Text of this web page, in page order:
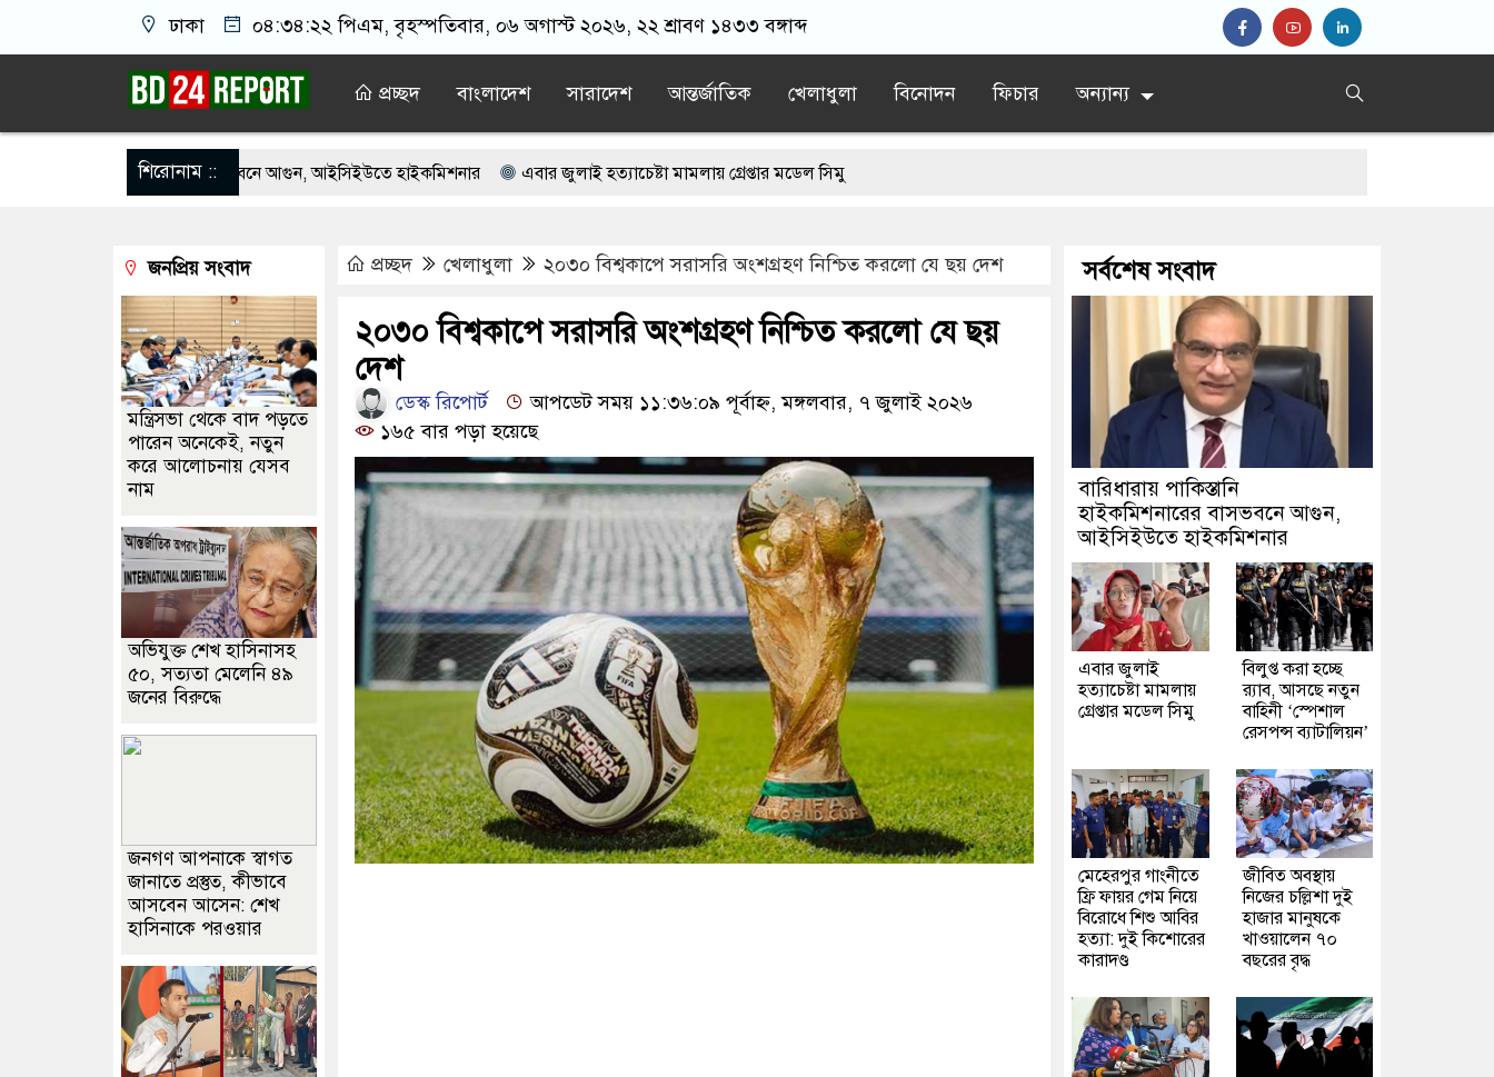
ঢাকা ০৪:৩৪:২৩ পিএম, বৃহস্পতিবার, ০৬ অগাস্ট ২০২৬, ২২ শ্রাবণ ১৪৩৩ বঙ্গাব্দ
প্রচ্ছদ বাংলাদেশ সারাদেশ আন্তর্জাতিক খেলাধুলা বিনোদন ফিচার অন্যান্য
শিরোনাম ::
হাইকমিশনারের বাসভবনে আগুন, আইসিইউতে হাইকমিশনার এবার জুলাই হত্যাচেষ্টা মামলায় গ্রেপ্তার মডেল সিমু
চল্লিশা দুই হাজার মানুষকে খাওয়ালেন ৭০ বছরের বৃদ্ধ আওয়ামী লীগের ‘জঙ্গিবাদের ন্যারেটিভ’ পুরনো রাজনীতি : পররাষ্ট্র প্রতিমন্ত্রী
দাবি ইরানের হাফিজুর রহমানকে ২৪ ঘণ্টার মধ্যে আত্মসমর্পণের নির্দেশ জরুরি সংবাদ সম্মেলন ডেকেছে এনসিপি
ঠিকানায় যাচ্ছেন বাংলাদেশের হামজা চৌধুরী?
প্রচ্ছদ খেলাধুলা ২০৩০ বিশ্বকাপে সরাসরি অংশগ্রহণ নিশ্চিত করলো যে ছয় দেশ
২০৩০ বিশ্বকাপে সরাসরি অংশগ্রহণ নিশ্চিত করলো যে ছয়
দেশ
ডেস্ক রিপোর্ট
আপডেট সময় ১১:৩৬:০৯ পূর্বাহ্ন, মঙ্গলবার, ৭ জুলাই ২০২৬
১৬৫ বার পড়া হয়েছে
জনপ্রিয় সংবাদ
মন্ত্রিসভা থেকে বাদ পড়তে
পারেন অনেকেই, নতুন
করে আলোচনায় যেসব
নাম
অভিযুক্ত শেখ হাসিনাসহ
৫০, সত্যতা মেলেনি ৪৯
জনের বিরুদ্ধে
জনগণ আপনাকে স্বাগত
জানাতে প্রস্তুত, কীভাবে
আসবেন আসেন: শেখ
হাসিনাকে পরওয়ার
সর্বশেষ সংবাদ
বারিধারায় পাকিস্তানি
হাইকমিশনারের বাসভবনে আগুন,
আইসিইউতে হাইকমিশনার
এবার জুলাই
হত্যাচেষ্টা মামলায়
গ্রেপ্তার মডেল সিমু
বিলুপ্ত করা হচ্ছে
র‍্যাব, আসছে নতুন
বাহিনী ‘স্পেশাল
রেসপন্স ব্যাটালিয়ন’
মেহেরপুর গাংনীতে
ফ্রি ফায়র গেম নিয়ে
বিরোধে শিশু আবির
হত্যা: দুই কিশোরের
কারাদণ্ড
জীবিত অবস্থায়
নিজের চল্লিশা দুই
হাজার মানুষকে
খাওয়ালেন ৭০
বছরের বৃদ্ধ